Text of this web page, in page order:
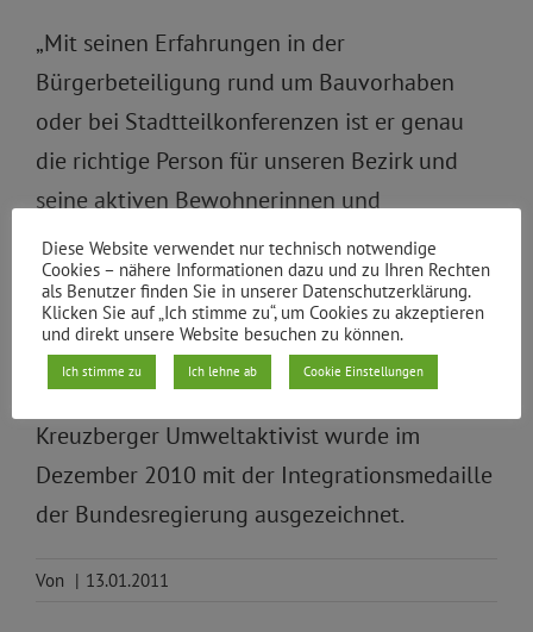
„Mit seinen Erfahrungen in der
Bürgerbeteiligung rund um Bauvorhaben
oder bei Stadtteilkonferenzen ist er genau
die richtige Person für unseren Bezirk und
seine aktiven Bewohnerinnen und
Bewohner“, sagt Fraktionssprecherin Antje
Kapek (Grüne). Für Hans Panhoff rückt der
Gründer und Leiter des Türkisch-Deutschen
Umweltzentrums, Dr. Turgut Altu?, ins
Bezirksparlament nach. Der langjährige
Kreuzberger Umweltaktivist wurde im
Dezember 2010 mit der Integrationsmedaille
der Bundesregierung ausgezeichnet.
Von | 13.01.2011
Diese Website verwendet nur technisch notwendige
Cookies – nähere Informationen dazu und zu Ihren Rechten
als Benutzer finden Sie in unserer Datenschutzerklärung.
Klicken Sie auf „Ich stimme zu“, um Cookies zu akzeptieren
und direkt unsere Website besuchen zu können.
Ich stimme zu Ich lehne ab Cookie Einstellungen